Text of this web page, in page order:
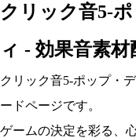
クリック音5-
ィ - 効果音素
クリック音5-ポップ・
ードページです。
ゲームの決定を彩る、